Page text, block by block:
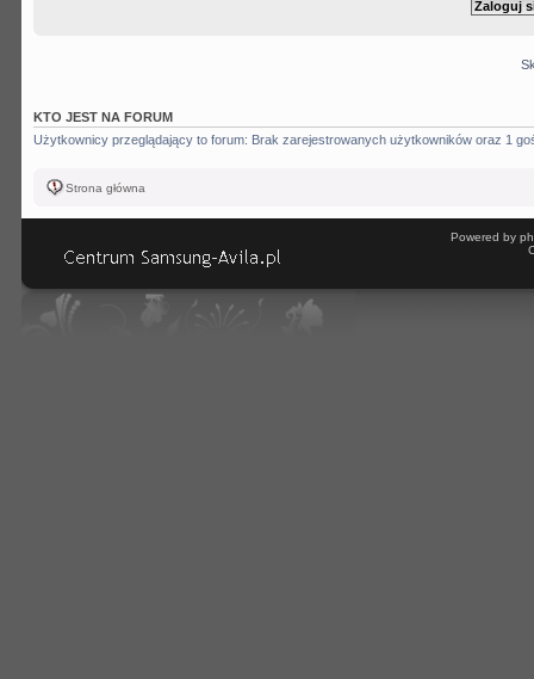
KTO JEST NA FORUM
Użytkownicy przeglądający to forum: Brak zarejestrowanych użytkowników oraz 1
Strona główna
Powered by